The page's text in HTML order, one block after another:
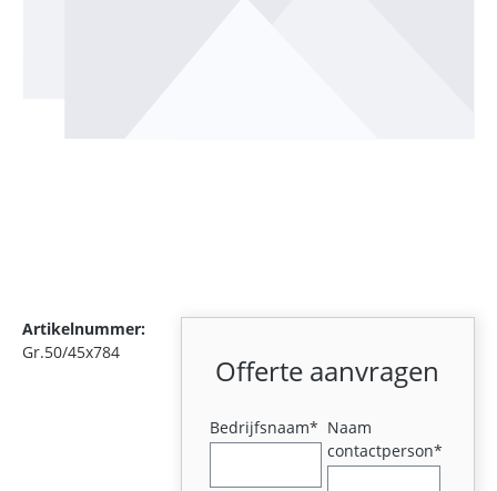
Artikelnummer:
Gr.50/45x784
Offerte aanvragen
Bedrijfsnaam* Naam
contactperson*